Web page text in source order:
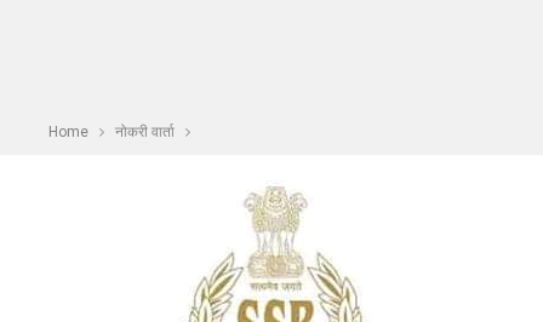
Home नोकरी वार्ता